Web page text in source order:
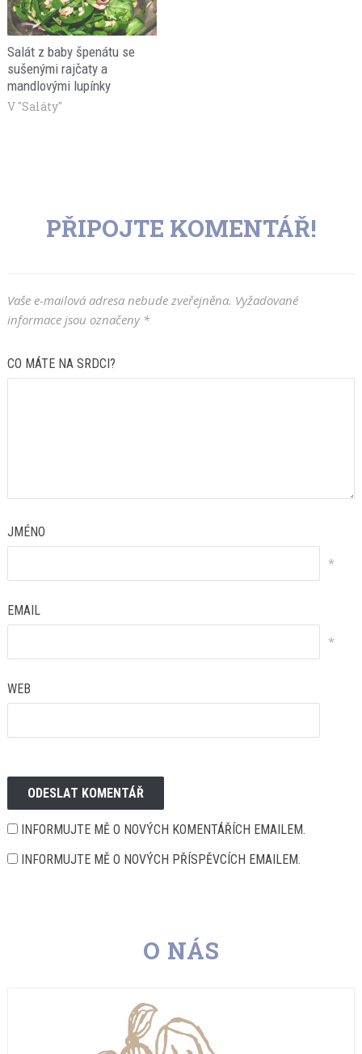
Salát z baby špenátu se
sušenými rajčaty a
mandlovými lupínky
V "Saláty"
PŘIPOJTE KOMENTÁŘ!
Vaše e-mailová adresa nebude zveřejněna. Vyžadované
informace jsou označeny *
CO MÁTE NA SRDCI?
JMÉNO
*
EMAIL
*
WEB
INFORMUJTE MĚ O NOVÝCH KOMENTÁŘÍCH EMAILEM.
INFORMUJTE MĚ O NOVÝCH PŘÍSPĚVCÍCH EMAILEM.
O NÁS